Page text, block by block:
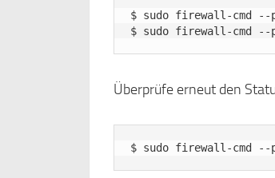
$ sudo firewall-cmd --
Überprüfe erneut den